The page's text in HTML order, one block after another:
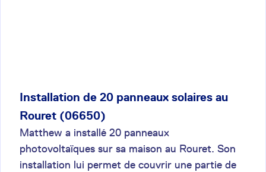
Installation de 20 panneaux solaires au
Rouret (06650)
Matthew a installé 20 panneaux
photovoltaïques sur sa maison au Rouret. Son
installation lui permet de couvrir une partie de